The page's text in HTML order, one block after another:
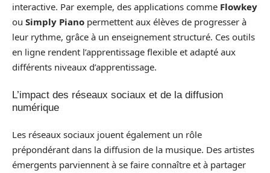
interactive. Par exemple, des applications comme Flowkey
ou Simply Piano permettent aux élèves de progresser à
leur rythme, grâce à un enseignement structuré. Ces outils
en ligne rendent l’apprentissage flexible et adapté aux
différents niveaux d’apprentissage.
L’impact des réseaux sociaux et de la diffusion
numérique
Les réseaux sociaux jouent également un rôle
prépondérant dans la diffusion de la musique. Des artistes
émergents parviennent à se faire connaître et à partager